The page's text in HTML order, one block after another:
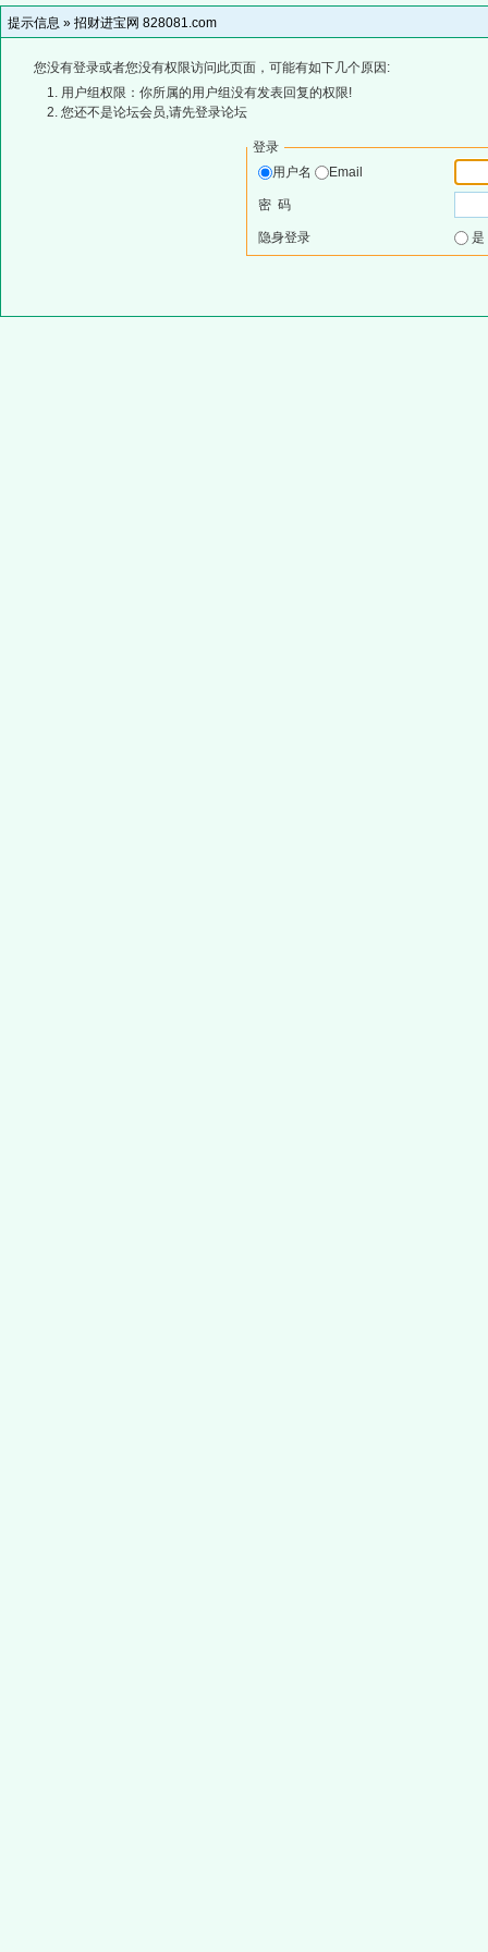
提示信息 » 招财进宝网 828081.com
您没有登录或者您没有权限访问此页面，可能有如下几个原因:
用户组权限：你所属的用户组没有发表回复的权限!
您还不是论坛会员,请先登录论坛
登录
用户名
Email
密 码
隐身登录